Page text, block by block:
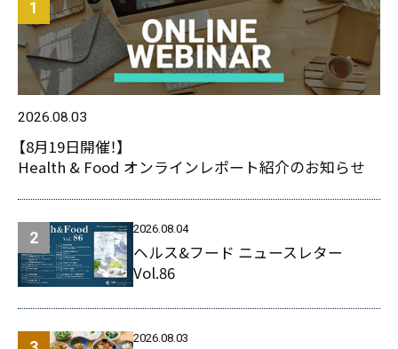
2026.08.03
【8月19日開催！】
Health & Food オンラインレポート紹介のお知らせ
2026.08.04
ヘルス&フード ニュースレター
Vol.86
2026.08.03